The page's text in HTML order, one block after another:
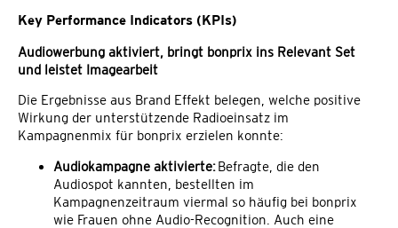
Key Performance Indicators (KPIs)
Audiowerbung aktiviert, bringt bonprix ins Relevant Set
und leistet Imagearbeit
Die Ergebnisse aus Brand Effekt belegen, welche positive
Wirkung der unterstützende Radioeinsatz im
Kampagnenmix für bonprix erzielen konnte:
Audiokampagne aktivierte:Befragte, die den
Audiospot kannten, bestellten im
Kampagnenzeitraum viermal so häufig bei bonprix
wie Frauen ohne Audio-Recognition. Auch eine